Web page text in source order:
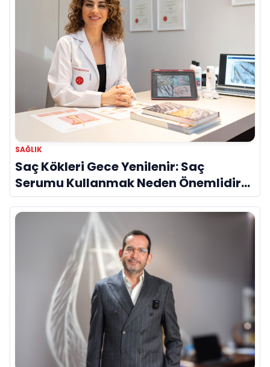
SAĞLIK
Saç Kökleri Gece Yenilenir: Saç
Serumu Kullanmak Neden Önemlidir?
Evrim Bayraktar Anlatıyor